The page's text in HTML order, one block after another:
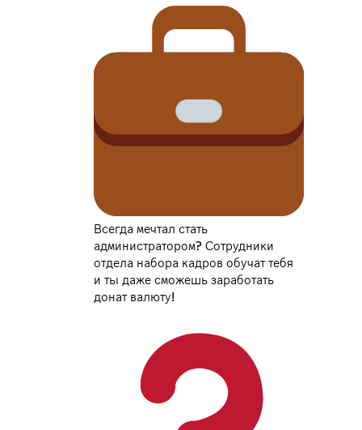
Всегда мечтал стать
администратором? Сотрудники
отдела набора кадров обучат тебя
и ты даже сможешь заработать
донат валюту!